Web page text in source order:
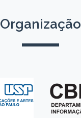
Organização